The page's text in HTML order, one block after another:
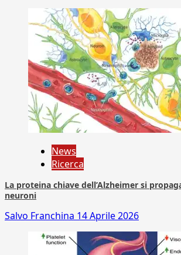
News
Ricerca
La proteina chiave dell’Alzheimer si
neuroni
Salvo Franchina 14 Aprile 2026